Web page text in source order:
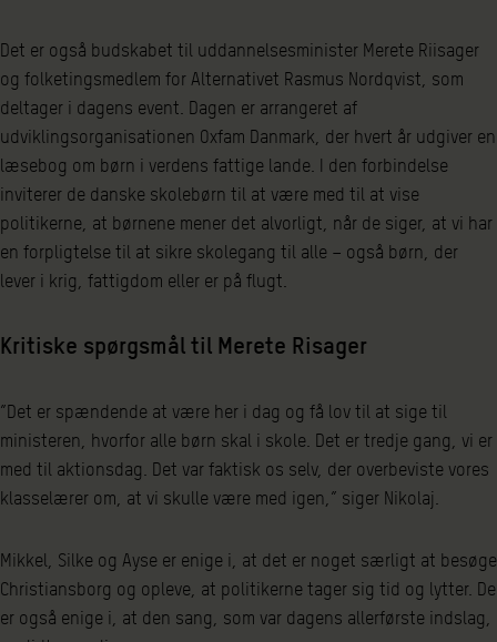
Det er også budskabet til uddannelsesminister Merete Riisager
og folketingsmedlem for Alternativet Rasmus Nordqvist, som
deltager i dagens event. Dagen er arrangeret af
udviklingsorganisationen Oxfam Danmark, der hvert år udgiver en
læsebog om børn i verdens fattige lande. I den forbindelse
inviterer de danske skolebørn til at være med til at vise
politikerne, at børnene mener det alvorligt, når de siger, at vi har
en forpligtelse til at sikre skolegang til alle – også børn, der
lever i krig, fattigdom eller er på flugt.
Kritiske spørgsmål til Merete Risager
”Det er spændende at være her i dag og få lov til at sige til
ministeren, hvorfor alle børn skal i skole. Det er tredje gang, vi er
med til aktionsdag. Det var faktisk os selv, der overbeviste vores
klasselærer om, at vi skulle være med igen,” siger Nikolaj.
Mikkel, Silke og Ayse er enige i, at det er noget særligt at besøge
Christiansborg og opleve, at politikerne tager sig tid og lytter. De
er også enige i, at den sang, som var dagens allerførste indslag,